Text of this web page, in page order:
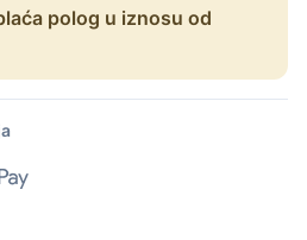
polog u iznosu od